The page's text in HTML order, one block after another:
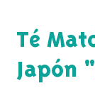
Té
Japón